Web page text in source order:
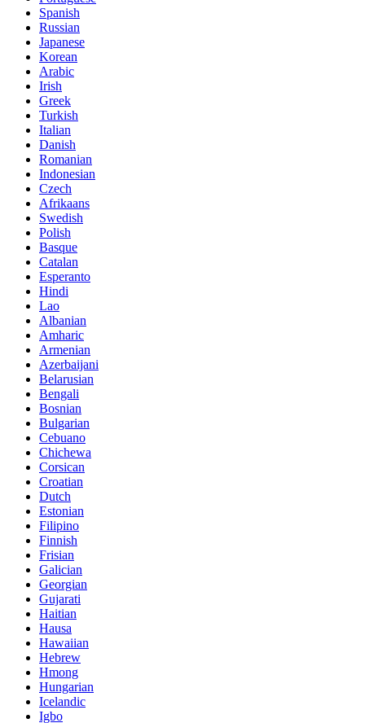
Spanish
Russian
Japanese
Korean
Arabic
Irish
Greek
Turkish
Italian
Danish
Romanian
Indonesian
Czech
Afrikaans
Swedish
Polish
Basque
Catalan
Esperanto
Hindi
Lao
Albanian
Amharic
Armenian
Azerbaijani
Belarusian
Bengali
Bosnian
Bulgarian
Cebuano
Chichewa
Corsican
Croatian
Dutch
Estonian
Filipino
Finnish
Frisian
Galician
Georgian
Gujarati
Haitian
Hausa
Hawaiian
Hebrew
Hmong
Hungarian
Icelandic
Igbo